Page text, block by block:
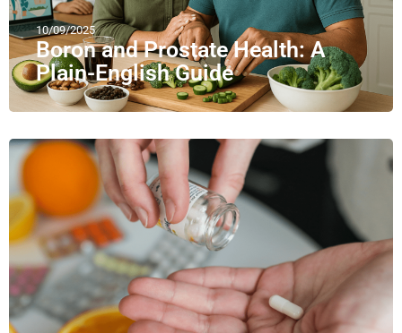
10/09/2025
Boron and Prostate Health: A
Plain-English Guide